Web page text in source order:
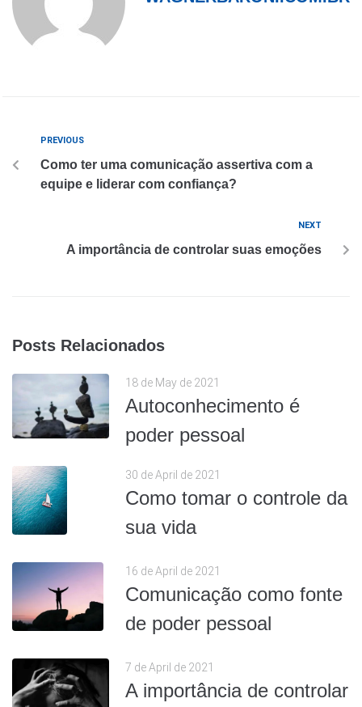
PREVIOUS
Como ter uma comunicação assertiva com a
equipe e liderar com confiança?
NEXT
A importância de controlar suas emoções
Posts Relacionados
18 de May de 2021
Autoconhecimento é
poder pessoal
30 de April de 2021
Como tomar o controle da
sua vida
16 de April de 2021
Comunicação como fonte
de poder pessoal
7 de April de 2021
A importância de controlar